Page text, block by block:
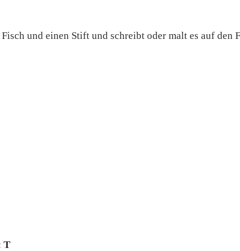
und einen Stift und schreibt oder malt es auf
T